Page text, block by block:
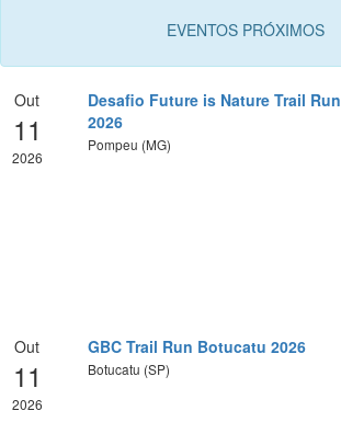
EVENTOS PRÓXIMOS
Out
11
2026
Desafio Future is Nature Trail Run
2026
Pompeu (MG)
Out
11
2026
GBC Trail Run Botucatu 2026
Botucatu (SP)